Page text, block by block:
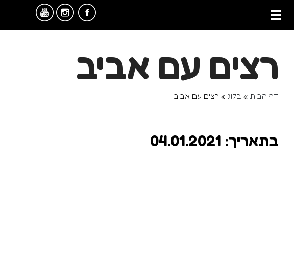
רצים עם אביב
דף הבית » בלוג » רצים עם אביב
בתאריך: 04.01.2021